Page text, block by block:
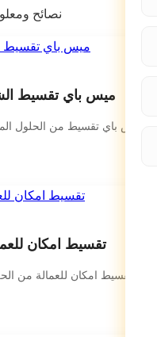
نصائح
ميس باي تقسيط
ميس باي تقسيط من الحلول
تقسيط امكان
يعد تقسيط امكان للعمالة من